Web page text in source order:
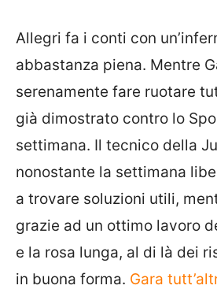
Allegri fa i conti con
abbastanza piena. Mentre
serenamente fare ruotare
già dimostrato contro lo
settimana. Il tecnico della
nonostante la settimana
a trovare soluzioni utili,
grazie ad un ottimo lavoro
e la rosa lunga, al di là dei
in buona forma. Gara